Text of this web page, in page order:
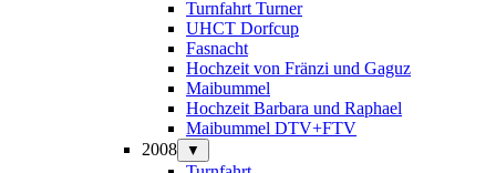
Turnfahrt Turner
UHCT Dorfcup
Fasnacht
Hochzeit von Fränzi und Gaguz
Maibummel
Hochzeit Barbara und Raphael
Maibummel DTV+FTV
2008
▼